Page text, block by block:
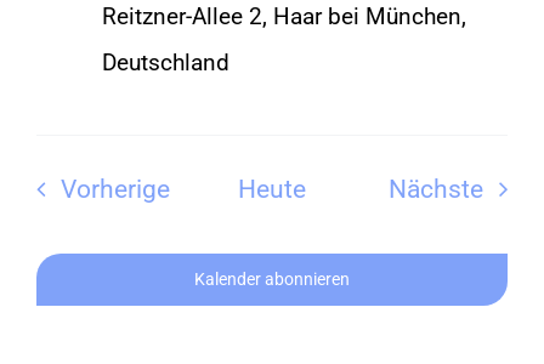
Reitzner-Allee 2, Haar bei München,
Deutschland
VorherigeVeranstaltungen
Heute Nächste
Kalender abonnieren